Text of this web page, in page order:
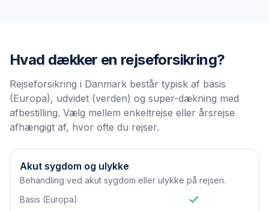
Hvad dækker en rejseforsikring?
Rejseforsikring i Danmark består typisk af basis
(Europa), udvidet (verden) og super-dækning med
afbestilling. Vælg mellem enkeltrejse eller årsrejse
afhængigt af, hvor ofte du rejser.
Akut sygdom og ulykke
Behandling ved akut sygdom eller ulykke på rejsen.
Basis (Europa)